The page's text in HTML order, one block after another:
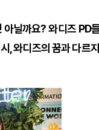
닐까요? 와디즈 PD
, 와디즈의 꿈과 다르